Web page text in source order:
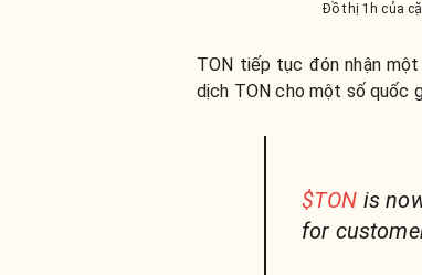
Đồ thị 1h của
TON tiếp tục đón nhận
dịch TON cho một số quốc
$TON is
for